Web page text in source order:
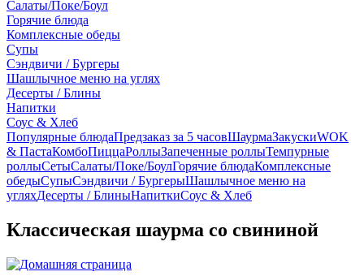
Cалаты/Поке/Боул
Горячие блюда
Комплексные обеды
Супы
Сэндвичи / Бургеры
Шашлычное меню на углях
Десерты / Блины
Напитки
Соус & Хлеб
Популярные блюдаПредзаказ за 5 часовШаурмаЗакускиWOK
& ПастаКомбоПиццаРоллыЗапеченные роллыТемпурные
роллыСетыCалаты/Поке/БоулГорячие блюдаКомплексные
обедыСупыСэндвичи / БургерыШашлычное меню на
угляхДесерты / БлиныНапиткиСоус & Хлеб
Классическая шаурма со свининой